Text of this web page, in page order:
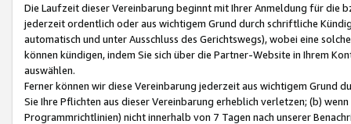
Die Laufzeit dieser Vereinbarung beginnt mit Ihrer Anmeldung für die
jederzeit ordentlich oder aus wichtigem Grund durch schriftliche
automatisch und unter Ausschluss des Gerichtswegs), wobei eine
können kündigen, indem Sie sich über die Partner-Website in Ihrem
auswählen.
Ferner können wir diese Vereinbarung jederzeit aus wichtigem Grund
Sie Ihre Pflichten aus dieser Vereinbarung erheblich verletzen; (b)
Programmrichtlinien) nicht innerhalb von 7 Tagen nach unserer